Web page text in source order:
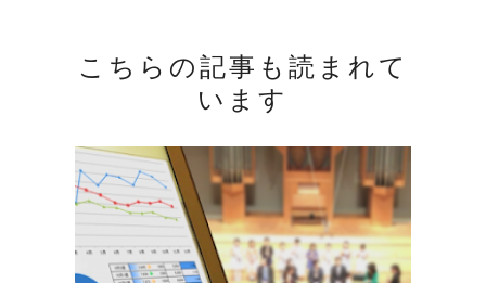
こちらの記事も読まれて
います